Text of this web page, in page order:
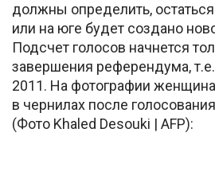
должны определить,
или на юге будет создано
Подсчет голосов начнется
завершения референдума,
2011. На фотографии
в чернилах после
(Фото Khaled Desouki | AFP):